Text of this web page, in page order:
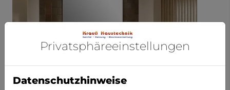
Privatsphäre­einstellungen
Datenschutzhinweise